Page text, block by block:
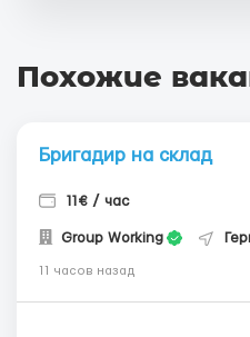
Похожие
Бригадир на склад
11€ / час
Group Working
11 часов назад